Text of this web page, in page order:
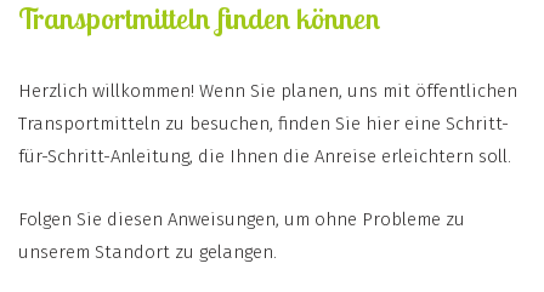
Transportmitteln finden können
Herzlich willkommen! Wenn Sie planen, uns mit öffentlichen
Transportmitteln zu besuchen, finden Sie hier eine Schritt-
für-Schritt-Anleitung, die Ihnen die Anreise erleichtern soll.
Folgen Sie diesen Anweisungen, um ohne Probleme zu
unserem Standort zu gelangen.